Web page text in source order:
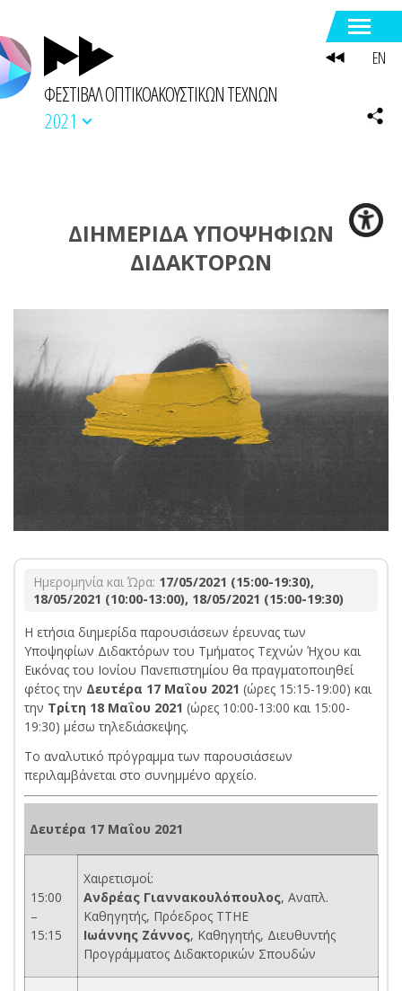
ΦΕΣΤΙΒΑΛ ΟΠΤΙΚΟΑΚΟΥΣΤΙΚΩΝ ΤΕΧΝΩΝ
2021
ΔΙΗΜΕΡΙΔΑ ΥΠΟΨΗΦΙΩΝ
ΔΙΔΑΚΤΟΡΩΝ
Ημερομηνία και Ώρα: 17/05/2021 (15:00-19:30),
18/05/2021 (10:00-13:00), 18/05/2021 (15:00-19:30)
Η ετήσια διημερίδα παρουσιάσεων έρευνας των
Υποψηφίων Διδακτόρων του Τμήματος Τεχνών Ήχου και
Εικόνας του Ιονίου Πανεπιστημίου θα πραγματοποιηθεί
φέτος την Δευτέρα 17 Μαΐου 2021 (ώρες 15:15-19:00) και
την Τρίτη 18 Μαΐου 2021 (ώρες 10:00-13:00 και 15:00-
19:30) μέσω τηλεδιάσκεψης.
Το αναλυτικό πρόγραμμα των παρουσιάσεων
περιλαμβάνεται στο συνημμένο αρχείο.
Δευτέρα 17 Μαΐου 2021
15:00
–
15:15
Χαιρετισμοί:
Ανδρέας Γιαννακουλόπουλος, Αναπλ.
Καθηγητής, Πρόεδρος ΤΤΗΕ
Ιωάννης Ζάννος, Καθηγητής, Διευθυντής
Προγράμματος Διδακτορικών Σπουδών
EN